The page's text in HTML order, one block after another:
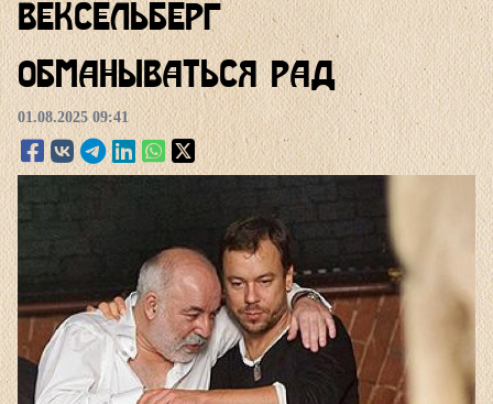
Вексельберг:
Обманываться рад
01.08.2025 09:41